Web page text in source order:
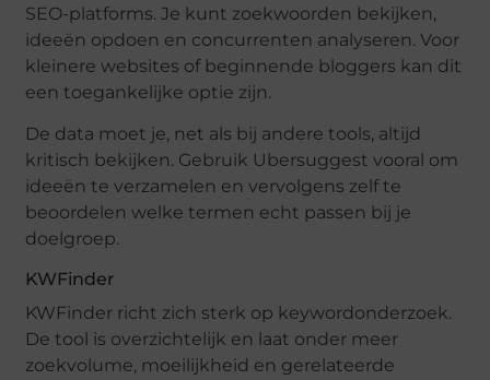
SEO-platforms. Je kunt zoekwoorden bekijken,
ideeën opdoen en concurrenten analyseren. Voor
kleinere websites of beginnende bloggers kan dit
een toegankelijke optie zijn.
De data moet je, net als bij andere tools, altijd
kritisch bekijken. Gebruik Ubersuggest vooral om
ideeën te verzamelen en vervolgens zelf te
beoordelen welke termen echt passen bij je
doelgroep.
KWFinder
KWFinder richt zich sterk op keywordonderzoek.
De tool is overzichtelijk en laat onder meer
zoekvolume, moeilijkheid en gerelateerde